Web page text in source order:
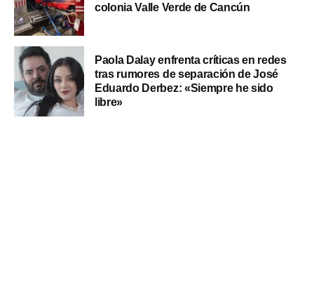
colonia Valle Verde de Cancún
Paola Dalay enfrenta críticas en redes
tras rumores de separación de José
Eduardo Derbez: «Siempre he sido
libre»